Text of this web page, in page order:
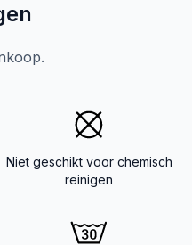
Niet geschikt voor chemisch
reinigen